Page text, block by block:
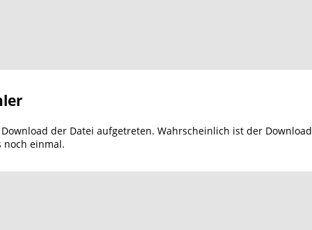
der Datei aufgetreten. Wahrscheinlich ist der
noch einmal.